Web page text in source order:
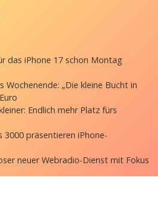
das iPhone 17 schon Montag
Wochenende: „Die kleine Bucht in
Endlich mehr Platz fürs
präsentieren iPhone-
neuer Webradio-Dienst mit Fokus